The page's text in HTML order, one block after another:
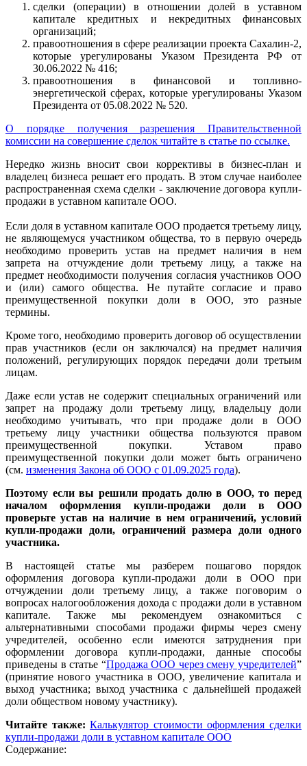
сделки (операции) в отношении долей в уставном
капитале кредитных и некредитных финансовых
организаций;
правоотношения в сфере реализации проекта Сахалин-2,
которые урегулированы Указом Президента РФ от
30.06.2022 № 416;
правоотношения в финансовой и топливно-
энергетической сферах, которые урегулированы Указом
Президента от 05.08.2022 № 520.
О порядке получения разрешения Правительственной
комиссии на совершение сделок читайте в статье по ссылке.
Нередко жизнь вносит свои коррективы в бизнес-план и
владелец бизнеса решает его продать. В этом случае наиболее
распространенная схема сделки - заключение договора купли-
продажи в уставном капитале ООО.
Если доля в уставном капитале ООО продается третьему лицу,
не являющемуся участником общества, то в первую очередь
необходимо проверить устав на предмет наличия в нем
запрета на отчуждение доли третьему лицу, а также на
предмет необходимости получения согласия участников ООО
и (или) самого общества. Не путайте согласие и право
преимущественной покупки доли в ООО, это разные
термины.
Кроме того, необходимо проверить договор об осуществлении
прав участников (если он заключался) на предмет наличия
положений, регулирующих порядок передачи доли третьим
лицам.
Даже если устав не содержит специальных ограничений или
запрет на продажу доли третьему лицу, владельцу доли
необходимо учитывать, что при продаже доли в ООО
третьему лицу участники общества пользуются правом
преимущественной покупки. Уставом право
преимущественной покупки доли может быть ограничено
(см. изменения Закона об ООО с 01.09.2025 года).
Поэтому если вы решили продать долю в ООО, то перед
началом оформления купли-продажи доли в ООО
проверьте устав на наличие в нем ограничений, условий
купли-продажи доли, ограничений размера доли одного
участника.
В настоящей статье мы разберем пошагово порядок
оформления договора купли-продажи доли в ООО при
отчуждении доли третьему лицу, а также поговорим о
вопросах налогообложения дохода с продажи доли в уставном
капитале. Также мы рекомендуем ознакомиться с
альтернативными способами продажи фирмы через смену
учредителей, особенно если имеются затруднения при
оформлении договора купли-продажи, данные способы
приведены в статье “Продажа ООО через смену учредителей”
(принятие нового участника в ООО, увеличение капитала и
выход участника; выход участника с дальнейшей продажей
доли обществом новому участнику).
Читайте также: Калькулятор стоимости оформления сделки
купли-продажи доли в уставном капитале ООО
Содержание: